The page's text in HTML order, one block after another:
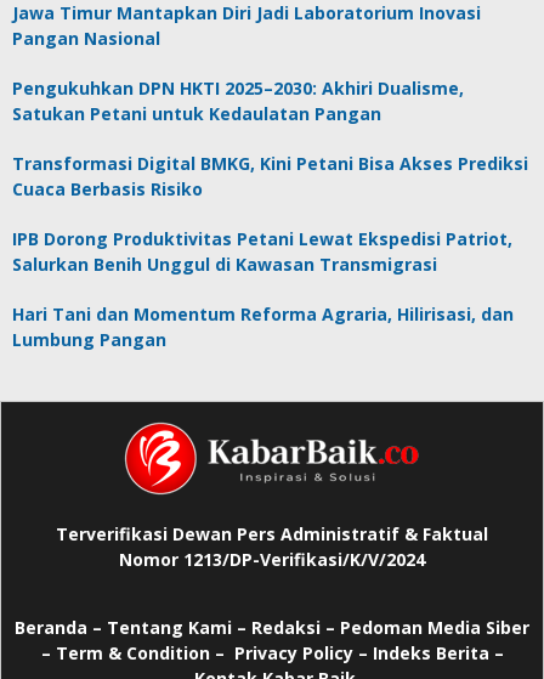
Jawa Timur Mantapkan Diri Jadi Laboratorium Inovasi
Pangan Nasional
Pengukuhkan DPN HKTI 2025–2030: Akhiri Dualisme,
Satukan Petani untuk Kedaulatan Pangan
Transformasi Digital BMKG, Kini Petani Bisa Akses Prediksi
Cuaca Berbasis Risiko
IPB Dorong Produktivitas Petani Lewat Ekspedisi Patriot,
Salurkan Benih Unggul di Kawasan Transmigrasi
Hari Tani dan Momentum Reforma Agraria, Hilirisasi, dan
Lumbung Pangan
Terverifikasi Dewan Pers Administratif & Faktual
Nomor 1213/DP-Verifikasi/K/V/2024
Beranda – Tentang Kami – Redaksi – Pedoman Media Siber
– Term & Condition – Privacy Policy– Indeks Berita –